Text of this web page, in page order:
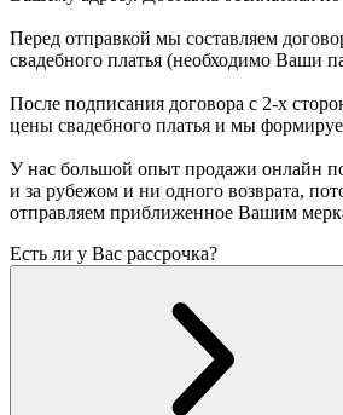
Перед отправкой мы составляем
свадебного платья (необходимо Ваши
После подписания договора с 2-х
цены свадебного платья и мы
У нас большой опыт продажи онлайн
и за рубежом и ни одного возврата,
отправляем приближенное Вашим
Есть ли у Вас рассрочка?